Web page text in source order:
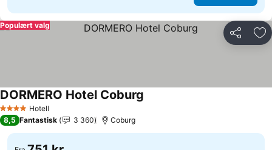
Del
Populært valg
4 StjernerHotell
DORMERO Hotel Coburg
8,5 Fantastisk 3 360 Coburg